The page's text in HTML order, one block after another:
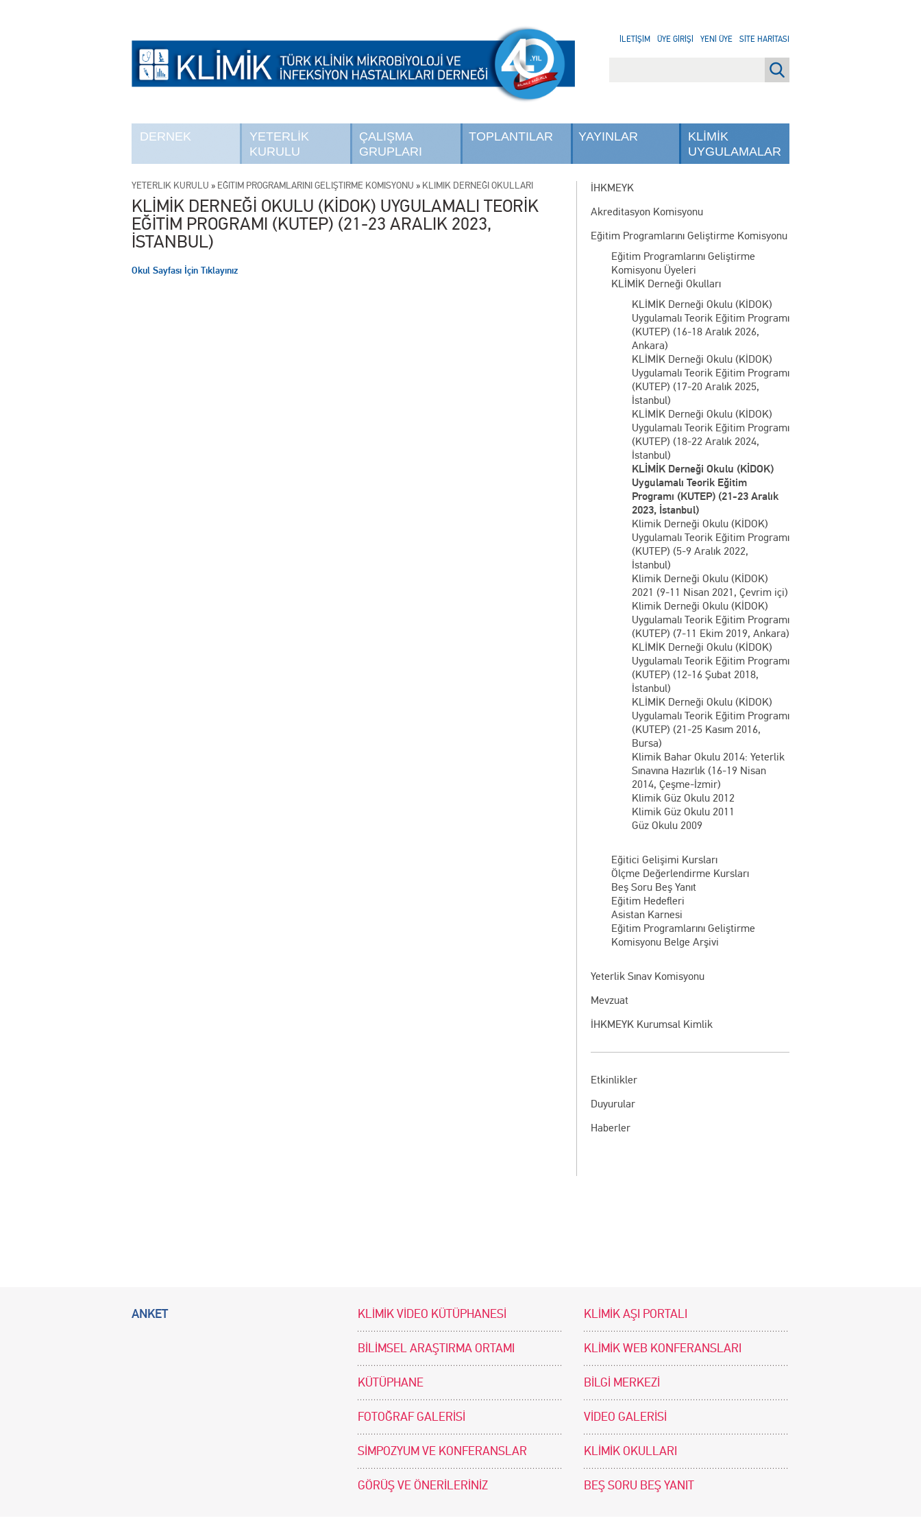
DERNEK
YETERLİK
KURULU
ÇALIŞMA
GRUPLARI
TOPLANTILAR YAYINLAR
KLİMİK
UYGULAMALAR
İLETİŞİM ÜYE GİRİŞİ YENİ ÜYE SİTE HARİTASI
İHKMEYK
Akreditasyon Komisyonu
Eğitim Programlarını Geliştirme Komisyonu
Eğitim Programlarını Geliştirme
Komisyonu Üyeleri
KLİMİK Derneği Okulları
KLİMİK Derneği Okulu (KİDOK)
Uygulamalı Teorik Eğitim Programı
(KUTEP) (16-18 Aralık 2026,
Ankara)
KLİMİK Derneği Okulu (KİDOK)
Uygulamalı Teorik Eğitim Programı
(KUTEP) (17-20 Aralık 2025,
İstanbul)
KLİMİK Derneği Okulu (KİDOK)
Uygulamalı Teorik Eğitim Programı
(KUTEP) (18-22 Aralık 2024,
İstanbul)
KLİMİK Derneği Okulu (KİDOK)
Uygulamalı Teorik Eğitim
Programı (KUTEP) (21-23 Aralık
2023, İstanbul)
Klimik Derneği Okulu (KİDOK)
Uygulamalı Teorik Eğitim Programı
(KUTEP) (5-9 Aralık 2022,
İstanbul)
Klimik Derneği Okulu (KİDOK)
2021 (9-11 Nisan 2021, Çevrim içi)
Klimik Derneği Okulu (KİDOK)
Uygulamalı Teorik Eğitim Programı
(KUTEP) (7-11 Ekim 2019, Ankara)
KLİMİK Derneği Okulu (KİDOK)
Uygulamalı Teorik Eğitim Programı
(KUTEP) (12-16 Şubat 2018,
İstanbul)
KLİMİK Derneği Okulu (KİDOK)
Uygulamalı Teorik Eğitim Programı
(KUTEP) (21-25 Kasım 2016,
Bursa)
Klimik Bahar Okulu 2014: Yeterlik
Sınavına Hazırlık (16-19 Nisan
2014, Çeşme-İzmir)
Klimik Güz Okulu 2012
Klimik Güz Okulu 2011
Güz Okulu 2009
Eğitici Gelişimi Kursları
Ölçme Değerlendirme Kursları
Beş Soru Beş Yanıt
Eğitim Hedefleri
Asistan Karnesi
Eğitim Programlarını Geliştirme
Komisyonu Belge Arşivi
Yeterlik Sınav Komisyonu
Mevzuat
İHKMEYK Kurumsal Kimlik
Etkinlikler
Duyurular
Haberler
YETERLİK KURULU » EĞİTİM PROGRAMLARINI GELİŞTİRME KOMİSYONU » KLİMİK DERNEĞİ OKULLARI
KLİMİK DERNEĞİ OKULU (KİDOK) UYGULAMALI TEORİK
EĞİTİM PROGRAMI (KUTEP) (21-23 ARALIK 2023,
İSTANBUL)
Okul Sayfası İçin Tıklayınız
ANKET KLİMİK VİDEO KÜTÜPHANESİ KLİMİK AŞI PORTALI
BİLİMSEL ARAŞTIRMA ORTAMI KLİMİK WEB KONFERANSLARI
KÜTÜPHANE BİLGİ MERKEZİ
FOTOĞRAF GALERİSİ VİDEO GALERİSİ
SİMPOZYUM VE KONFERANSLAR KLİMİK OKULLARI
GÖRÜŞ VE ÖNERİLERİNİZ BEŞ SORU BEŞ YANIT